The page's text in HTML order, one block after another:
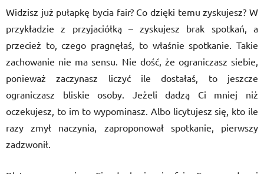
Widzisz już pułapkę bycia fair? Co dzięki temu zyskujesz? W
przykładzie z przyjaciółką – zyskujesz brak spotkań, a
przecież to, czego pragnęłaś, to właśnie spotkanie. Takie
zachowanie nie ma sensu. Nie dość, że ograniczasz siebie,
ponieważ zaczynasz liczyć ile dostałaś, to jeszcze
ograniczasz bliskie osoby. Jeżeli dadzą Ci mniej niż
oczekujesz, to im to wypominasz. Albo licytujesz się, kto ile
razy zmył naczynia, zaproponował spotkanie, pierwszy
zadzwonił.